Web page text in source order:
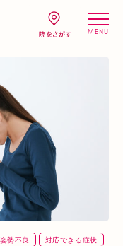
MENU
姿勢不良
対応できる症状